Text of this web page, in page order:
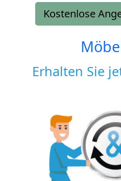
Kostenlose
Erhalten Sie